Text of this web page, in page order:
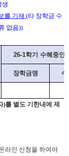
생
를 기재 (타 장학금 수
없음))
26-1학기 수혜중인
장학금명
)를 별도 기한내에 제
라인 신청을 하여야